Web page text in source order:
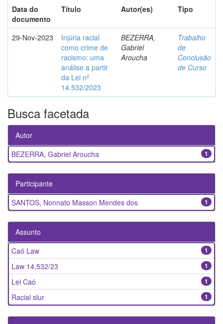
Data do
documento
Título Autor(es) Tipo
29-Nov-2023
Injúria racial
como crime de
racismo: uma
análise a partir
da Lei nº
14.532/2023
BEZERRA,
Gabriel
Aroucha
Trabalho
de
Conclusão
de Curso
Busca facetada
Autor
1
BEZERRA, Gabriel Aroucha
Participante
1
SANTOS, Nonnato Masson Mendes dos
Assunto
1
Caó Law
1
Law 14,532/23
1
Lei Caó
1
Racial slur